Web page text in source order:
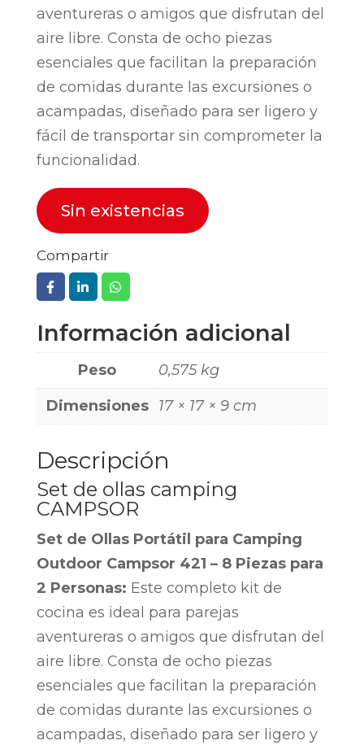
aventureras o amigos que disfrutan del
aire libre. Consta de ocho piezas
esenciales que facilitan la preparación
de comidas durante las excursiones o
acampadas, diseñado para ser ligero y
fácil de transportar sin comprometer la
funcionalidad.
Sin existencias
Compartir
Información adicional
Peso
0,575 kg
Dimensiones
17 × 17 × 9 cm
Descripción
Set de ollas camping
CAMPSOR
Set de Ollas Portátil para Camping
Outdoor Campsor 421 – 8 Piezas para
2 Personas: Este completo kit de
cocina es ideal para parejas
aventureras o amigos que disfrutan del
aire libre. Consta de ocho piezas
esenciales que facilitan la preparación
de comidas durante las excursiones o
acampadas, diseñado para ser ligero y